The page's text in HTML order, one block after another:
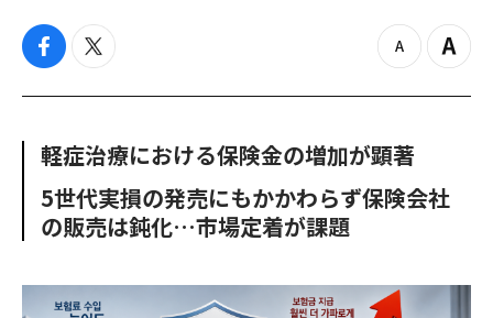
f
c
o
k
t
i
e
z
o
o
u
Z
o
軽症治療における保険金の増加が顕著
5世代実損の発売にもかかわらず保険会社
の販売は鈍化…市場定着が課題